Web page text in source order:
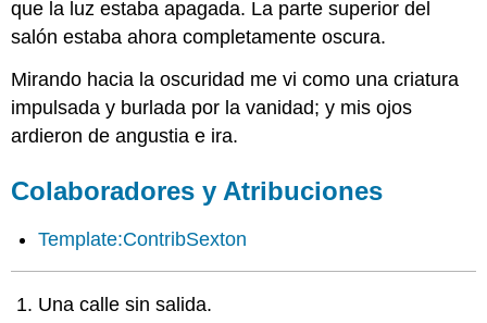
que la luz estaba apagada. La parte superior del
salón estaba ahora completamente oscura.
Mirando hacia la oscuridad me vi como una criatura
impulsada y burlada por la vanidad; y mis ojos
ardieron de angustia e ira.
Colaboradores y Atribuciones
Template:ContribSexton
Una calle sin salida.